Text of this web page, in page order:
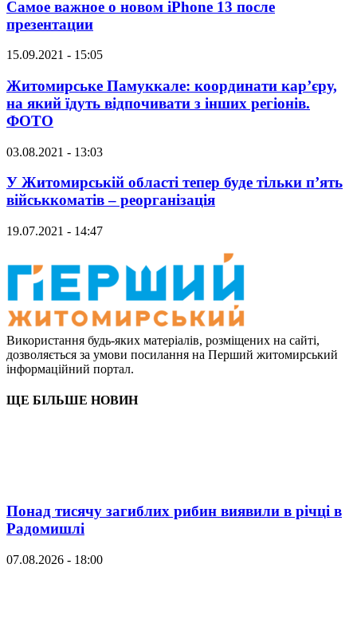
Самое важное о новом iPhone 13 после
презентации
15.09.2021 - 15:05
Житомирське Памуккале: координати кар’єру,
на який їдуть відпочивати з інших регіонів.
ФОТО
03.08.2021 - 13:03
У Житомирській області тепер буде тільки п’ять
військкоматів – реорганізація
19.07.2021 - 14:47
Використання будь-яких матеріалів, розміщених на сайті,
дозволяється за умови посилання на Перший житомирський
інформаційний портал.
ЩЕ БІЛЬШЕ НОВИН
Понад тисячу загиблих рибин виявили в річці в
Радомишлі
07.08.2026 - 18:00